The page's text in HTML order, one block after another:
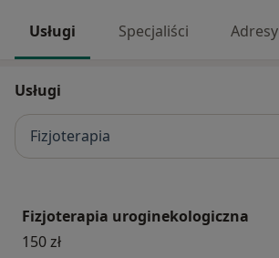
Usługi Specjaliści Adresy
Usługi
Fizjoterapia
Fizjoterapia uroginekologiczna
150 zł